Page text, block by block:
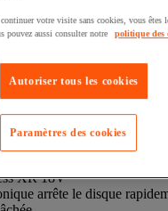
5Ah Li-Ion
Li-Ion Brushless -
XR 18V
arrête le disque
votre visite sans cookies, vous êtes
pouvez aussi consulter notre
politique des
Autoriser tous les cookies
Paramètres des cookies